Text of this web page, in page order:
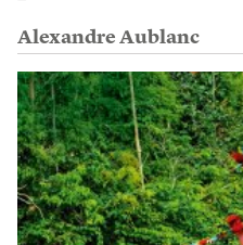
Alexandre Aublanc